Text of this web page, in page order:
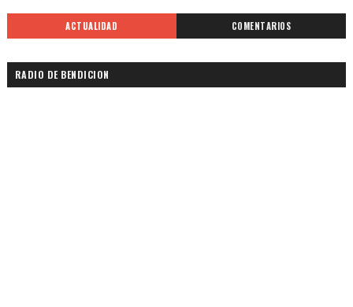
ACTUALIDAD COMENTARIOS
RADIO DE BENDICION